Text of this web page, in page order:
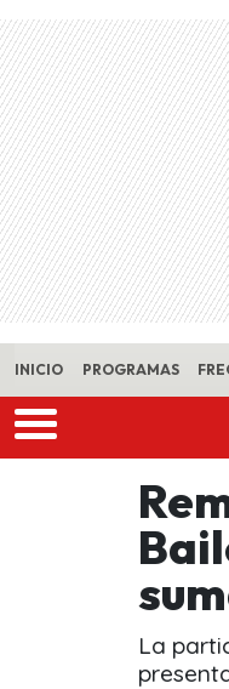
Skip to main content
INICIO PROGRAMAS
La